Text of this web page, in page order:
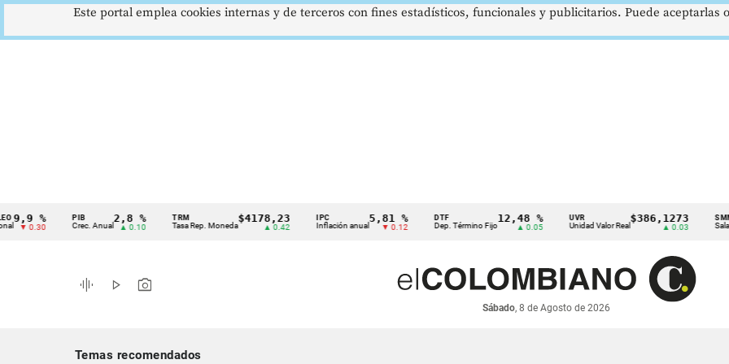
Cintillo
indicadores
económicos
% PIB
Crec. Anual
2,8 %
▲ 0.10
TRM
Tasa Rep. Moneda
$4178,23
▲ 0.42
IPC
Inflación anual
5,81 %
▼ 0.12
DTF
Dep. Término Fijo
12,48 %
▲ 0.05
UVR
Unidad Valor Real
$386,1273 SMMLV
Salario
graphic_eq play_arrow photo_camera
Sábado, 8 de Agosto de 2026
Temas recomendados
Este portal emplea cookies internas y de terceros con fines estadísticos, funcionales y publicitarios. Puede aceptarlas